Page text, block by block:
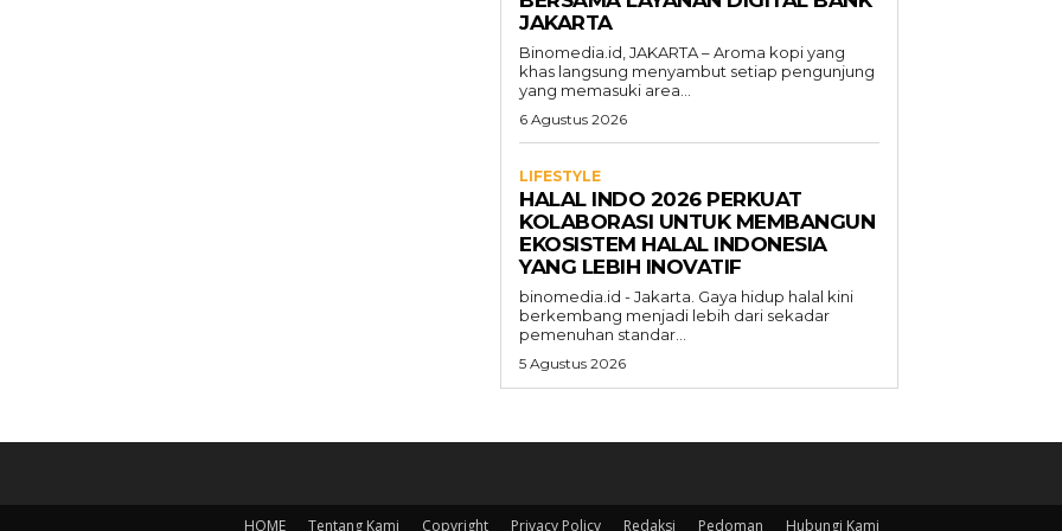
JAKARTA
Binomedia.id, JAKARTA – Aroma kopi yang
khas langsung menyambut setiap pengunjung
yang memasuki area...
6 Agustus 2026
LIFESTYLE
HALAL INDO 2026 PERKUAT
KOLABORASI UNTUK MEMBANGUN
EKOSISTEM HALAL INDONESIA
YANG LEBIH INOVATIF
binomedia.id - Jakarta. Gaya hidup halal kini
berkembang menjadi lebih dari sekadar
pemenuhan standar...
5 Agustus 2026
HOME Tentang Kami Copyright Privacy Policy Redaksi Pedoman Hubungi Kami